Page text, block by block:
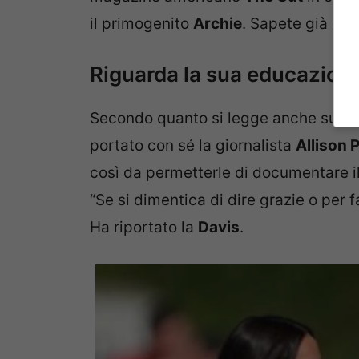
il primogenito Archie. Sapete già di
Riguarda la sua educazione
Secondo quanto si legge anche su
portato con sé la giornalista Allison
così da permetterle di documentare
“Se si dimentica di dire grazie o per
Ha riportato la Davis.